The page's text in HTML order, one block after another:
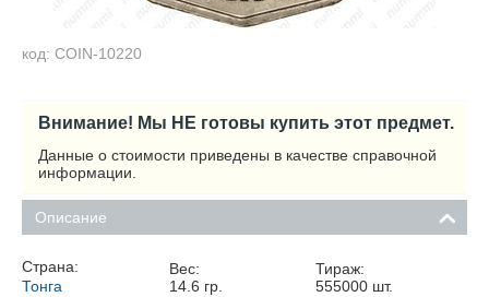
код: COIN-10220
Внимание! Мы НЕ готовы купить этот предмет.
Данные о стоимости приведены в качестве справочной
информации.
Описание
Страна:
Тонга
Вес:
14.6 гр.
Тираж:
555000 шт.